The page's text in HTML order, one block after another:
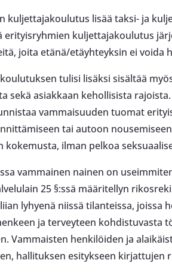
kuljettajakoulutus lisää taksi- ja
erityisryhmien kuljettajakoulutus
joita etänä/etäyhteyksin ei voida
tulisi lisäksi sisältää
sekä asiakkaan kehollisista
vammaisuuden tuomat
tai autoon
kokemusta, ilman pelkoa
vammainen nainen on
25 §:ssä määritellyn
lyhyenä niissä tilanteissa,
ja terveyteen kohdistuvasta
Vammaisten henkilöiden ja
hallituksen esitykseen kirjattujen